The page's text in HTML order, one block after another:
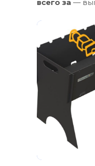
всего за —